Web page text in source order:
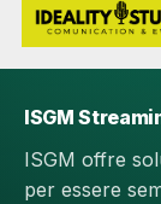
ISGM
ISGM offre
per essere